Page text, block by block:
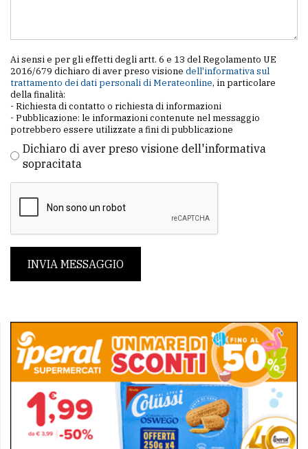
Ai sensi e per gli effetti degli artt. 6 e 13 del Regolamento UE
2016/679 dichiaro di aver preso visione dell'informativa sul
trattamento dei dati personali di Merateonline, in particolare
della finalità:
- Richiesta di contatto o richiesta di informazioni
- Pubblicazione: le informazioni contenute nel messaggio
potrebbero essere utilizzate a fini di pubblicazione
Dichiaro di aver preso visione dell'informativa
sopracitata
INVIA MESSAGGIO